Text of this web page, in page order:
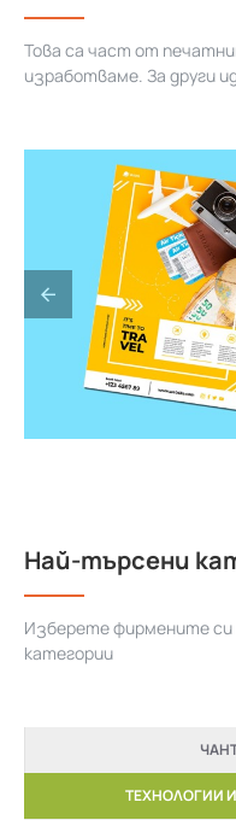
Това са част от
изработваме. За други
Най-търсени
Изберете фирмените
категории
ТЕХНОЛОГИИ